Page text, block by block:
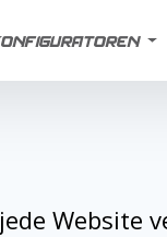
Website